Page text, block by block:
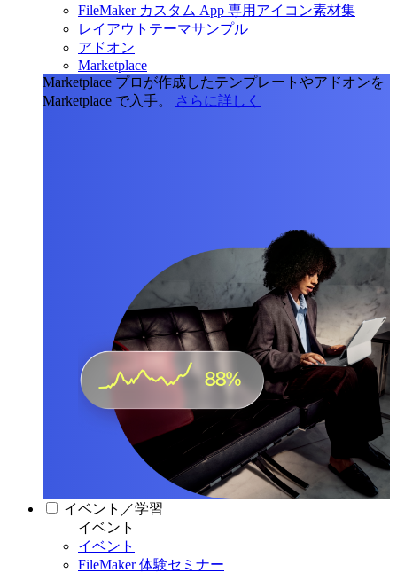
FileMaker カスタム App 専用アイコン素材集
レイアウトテーマサンプル
アドオン
Marketplace
Marketplace プロが作成したテンプレートやアドオンを
Marketplace で入手。
さらに詳しく
イベント／学習
イベント
イベント
FileMaker 体験セミナー